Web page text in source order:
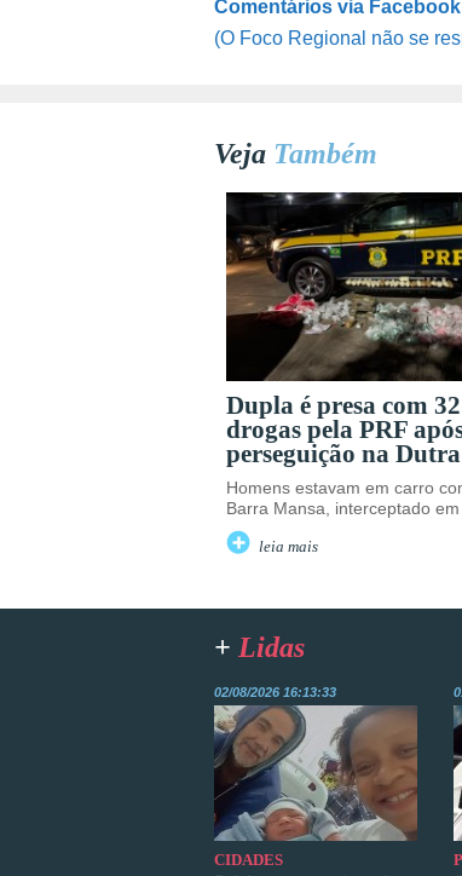
Comentários via Facebook
(O Foco Regional não se
Veja Também
Dupla é presa com
drogas pela PRF
perseguição na Dutra
Homens estavam em carro
Barra Mansa, interceptado
leia mais
+ Lidas
02/08/2026 16:13:33
CIDADES